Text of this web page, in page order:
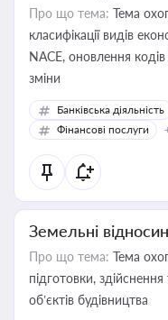
Про що тема: Тема
класифікації видів
NACE, оновлення
зміни
Банківська діяльність
Фінансові послуги
Земельні
Про що тема: Тема
підготовки,
об’єктів будівництва